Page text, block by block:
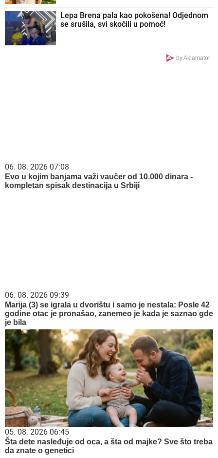
Lepa Brena pala kao pokošena! Odjednom
se srušila, svi skočili u pomoć!
by Aklamator
06. 08. 2026 07:08
Evo u kojim banjama važi vaučer od 10.000 dinara -
kompletan spisak destinacija u Srbiji
06. 08. 2026 09:39
Marija (3) se igrala u dvorištu i samo je nestala: Posle 42
godine otac je pronašao, zanemeo je kada je saznao gde
je bila
05. 08. 2026 06:45
Šta dete nasleđuje od oca, a šta od majke? Sve što treba
da znate o genetici